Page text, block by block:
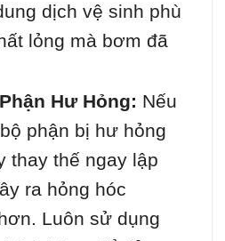
dịch vệ sinh phù
lỏng mà bơm đã
Hư Hỏng: Nếu
phận bị hư hỏng
thay thế ngay lập
ra hỏng hóc
Luôn sử dụng